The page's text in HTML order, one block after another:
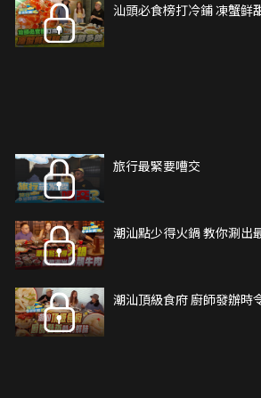
汕頭必食榜打冷鋪 凍蟹鲜
旅行最緊要嘈交
潮汕點少得火鍋 教你涮出
潮汕頂級食府 廚師發辦時